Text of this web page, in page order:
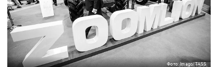
Фото: Imago/TASS